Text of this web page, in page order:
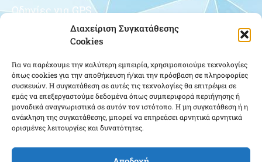
Διαχείριση Συγκατάθεσης
Cookies
Για να παρέχουμε την καλύτερη εμπειρία, χρησιμοποιούμε τεχνολογίες
όπως cookies για την αποθήκευση ή/και την πρόσβαση σε πληροφορίες
συσκευών. Η συγκατάθεση σε αυτές τις τεχνολογίες θα επιτρέψει σε
εμάς να επεξεργαστούμε δεδομένα όπως συμπεριφορά περιήγησης ή
μοναδικά αναγνωριστικά σε αυτόν τον ιστότοπο. Η μη συγκατάθεση ή η
ανάκληση της συγκατάθεσης, μπορεί να επηρεάσει αρνητικά αρνητικά
ορισμένες λειτουργίες και δυνατότητες.
Οδηγίες για GPS
Κάντε κλικ για να αποδεχτείτε cookies
εμπορικής προώθησης και να